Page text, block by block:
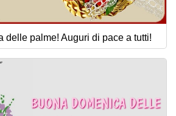
delle palme! Auguri di pace a tutti!